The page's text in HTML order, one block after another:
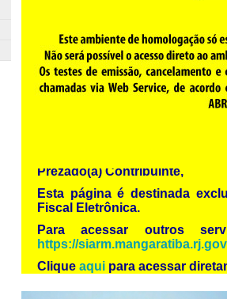
Prezado(a) Contribuinte,
Esta página é destinada
Fiscal Eletrônica.
Para acessar outros
https://
Clique aqui para acessar